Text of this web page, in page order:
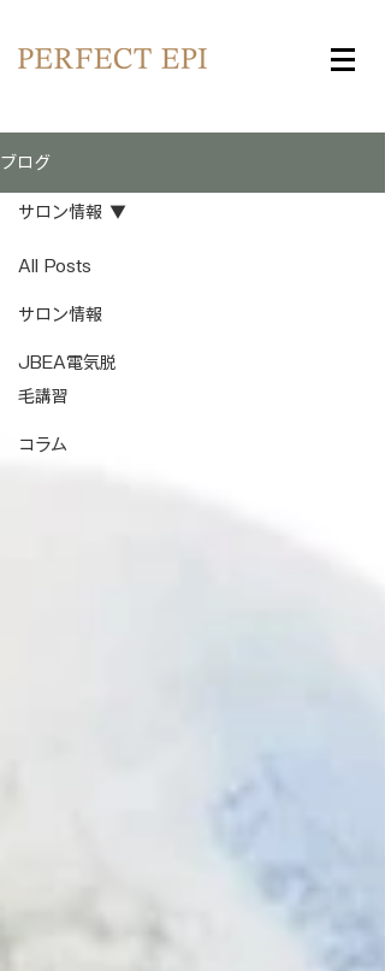
ブログ
All Posts
サロン情報
JBEA電気脱
毛講習
コラム
サロン情報